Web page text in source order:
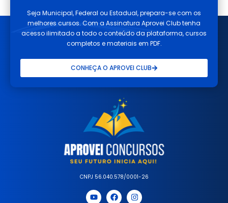
Seja Municipal, Federal ou Estadual, prepara-se com os
melhores cursos. Com a Assinatura Aprovei Club tenha
acesso ilimitado a todo o conteúdo da plataforma, cursos
completos e materiais em PDF.
CONHEÇA O APROVEI CLUB
CNPJ 56.040.578/0001-26